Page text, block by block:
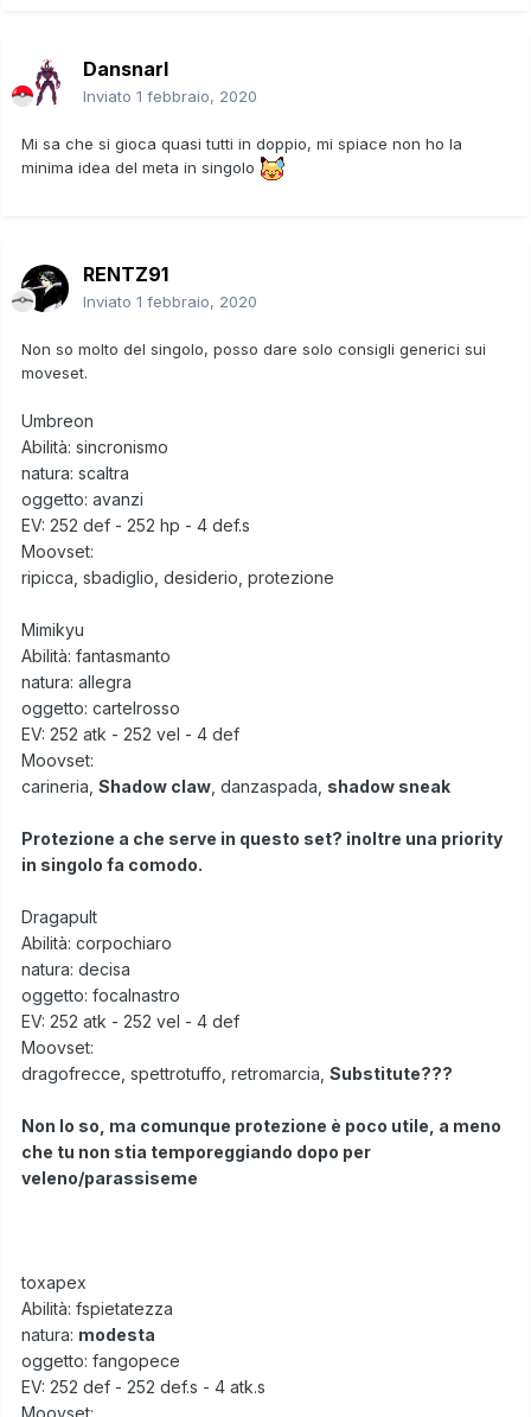
Dansnarl
Inviato 1 febbraio, 2020
Mi sa che si gioca quasi tutti in doppio, mi spiace non ho la
minima idea del meta in singolo
RENTZ91
Inviato 1 febbraio, 2020
Non so molto del singolo, posso dare solo consigli generici sui
moveset.
Umbreon
Abilità: sincronismo
natura: scaltra
oggetto: avanzi
EV: 252 def - 252 hp - 4 def.s
Moovset:
ripicca, sbadiglio, desiderio, protezione
Mimikyu
Abilità: fantasmanto
natura: allegra
oggetto: cartelrosso
EV: 252 atk - 252 vel - 4 def
Moovset:
carineria, Shadow claw , danzaspada, shadow sneak
Protezione a che serve in questo set? inoltre una priority
in singolo fa comodo.
Dragapult
Abilità: corpochiaro
natura: decisa
oggetto: focalnastro
EV: 252 atk - 252 vel - 4 def
Moovset:
dragofrecce, spettrotuffo, retromarcia, Substitute???
Non lo so, ma comunque protezione è poco utile, a meno
che tu non stia temporeggiando dopo per
veleno/parassiseme
toxapex
Abilità: fspietatezza
natura: modesta
oggetto: fangopece
EV: 252 def - 252 def.s - 4 atk.s
Moovset: